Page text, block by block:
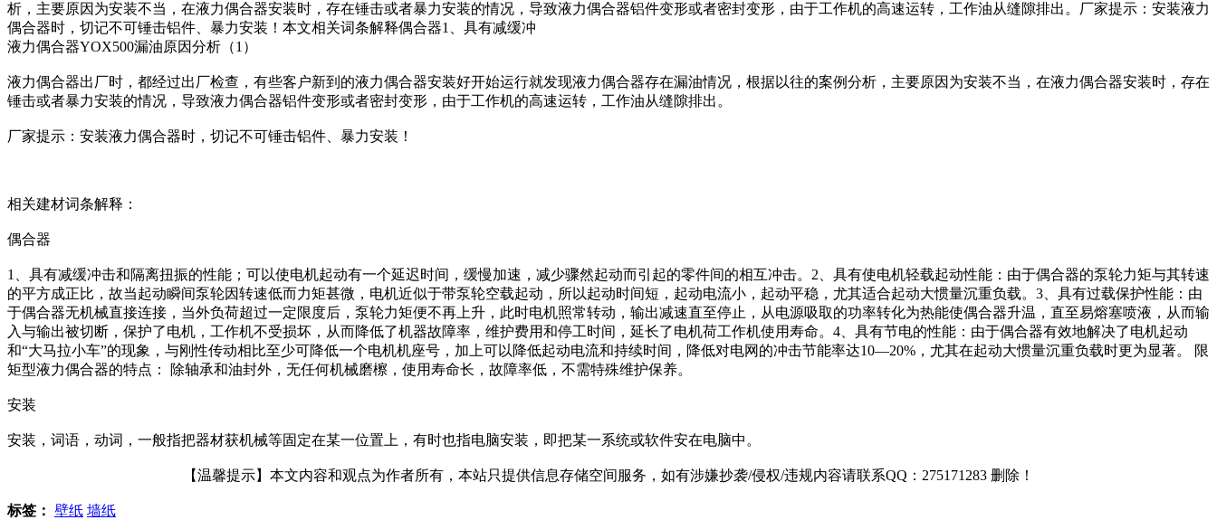
析，主要原因为安装不当，在液力偶合器安装时，存在锤击或者暴力安装的情况，导致液力偶合器铝件变形或者密封变形，由于工作机的高速运转，工作油从缝隙排出。厂家提示：安装液力
偶合器时，切记不可锤击铝件、暴力安装！本文相关词条解释偶合器1、具有减缓冲
液力偶合器YOX500漏油原因分析（1）
液力偶合器出厂时，都经过出厂检查，有些客户新到的液力偶合器安装好开始运行就发现液力偶合器存在漏油情况，根据以往的案例分析，主要原因为安装不当，在液力偶合器安装时，存在
锤击或者暴力安装的情况，导致液力偶合器铝件变形或者密封变形，由于工作机的高速运转，工作油从缝隙排出。
厂家提示：安装液力偶合器时，切记不可锤击铝件、暴力安装！
相关建材词条解释：
偶合器
1、具有减缓冲击和隔离扭振的性能；可以使电机起动有一个延迟时间，缓慢加速，减少骤然起动而引起的零件间的相互冲击。2、具有使电机轻载起动性能：由于偶合器的泵轮力矩与其转速
的平方成正比，故当起动瞬间泵轮因转速低而力矩甚微，电机近似于带泵轮空载起动，所以起动时间短，起动电流小，起动平稳，尤其适合起动大惯量沉重负载。3、具有过载保护性能：由
于偶合器无机械直接连接，当外负荷超过一定限度后，泵轮力矩便不再上升，此时电机照常转动，输出减速直至停止，从电源吸取的功率转化为热能使偶合器升温，直至易熔塞喷液，从而输
入与输出被切断，保护了电机，工作机不受损坏，从而降低了机器故障率，维护费用和停工时间，延长了电机荷工作机使用寿命。4、具有节电的性能：由于偶合器有效地解决了电机起动
和“大马拉小车”的现象，与刚性传动相比至少可降低一个电机机座号，加上可以降低起动电流和持续时间，降低对电网的冲击节能率达10—20%，尤其在起动大惯量沉重负载时更为显著。 限
矩型液力偶合器的特点： 除轴承和油封外，无任何机械磨檫，使用寿命长，故障率低，不需特殊维护保养。
安装
安装，词语，动词，一般指把器材获机械等固定在某一位置上，有时也指电脑安装，即把某一系统或软件安在电脑中。
【温馨提示】本文内容和观点为作者所有，本站只提供信息存储空间服务，如有涉嫌抄袭/侵权/违规内容请联系QQ：275171283 删除！
标签： 壁纸 墙纸